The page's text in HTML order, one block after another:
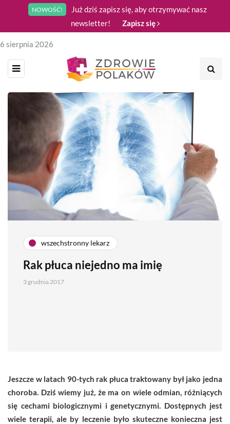
NOWOŚĆ!
Już dziś zapisz się, aby otrzymywać nasz
newsletter!
Zapisz się
6 sierpnia 2026
wszechstronny lekarz
Rak płuca niejedno ma imię
3 grudnia 2017
Jeszcze w latach 90-tych rak płuca traktowany był jako jedna
choroba. Dziś wiemy już, że ma on wiele odmian, różniących
się cechami biologicznymi i genetycznymi. Dostępnych jest
wiele terapii, ale by leczenie było skuteczne konieczna jest